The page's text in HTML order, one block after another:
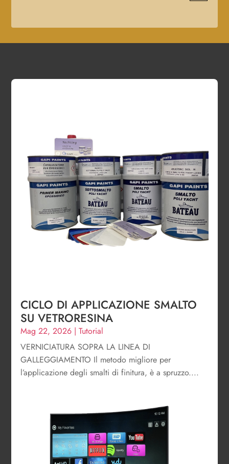
CICLO DI APPLICAZIONE SMALTO
SU VETRORESINA
Mag 22, 2026 |Tutorial
VERNICIATURA SOPRA LA LINEA DI
GALLEGGIAMENTO Il metodo migliore per
l’applicazione degli smalti di finitura, è a spruzzo....